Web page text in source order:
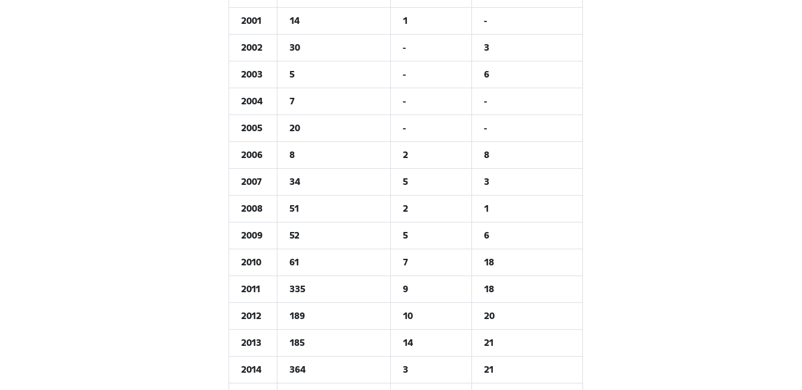
2001 14 1 -
2002 30 - 3
2003 5 - 6
2004 7 - -
2005 20 - -
2006 8 2 8
2007 34 5 3
2008 51 2 1
2009 52 5 6
2010 61 7 18
2011 335 9 18
2012 189 10 20
2013 185 14 21
2014 364 3 21